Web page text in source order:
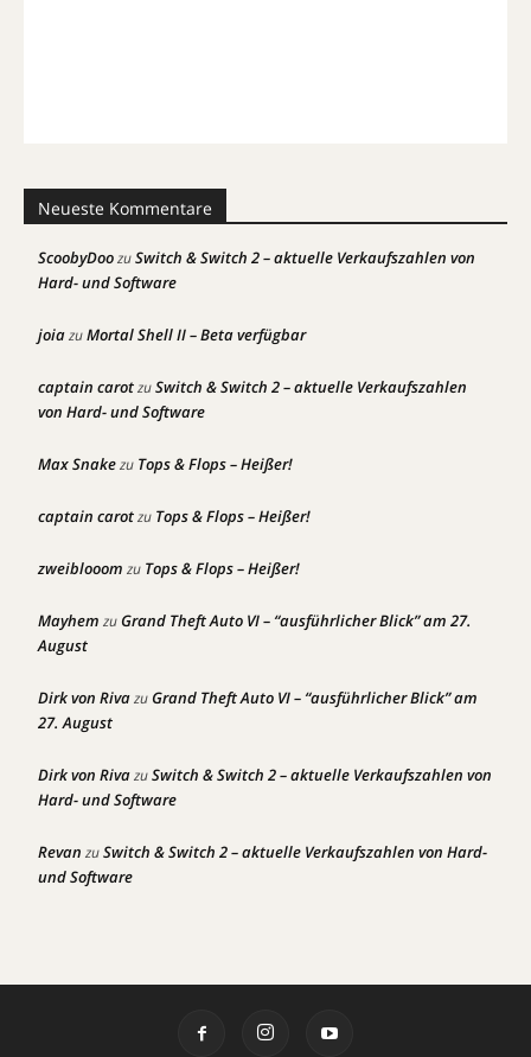
Neueste Kommentare
ScoobyDoozuSwitch & Switch 2 – aktuelle Verkaufszahlen von
Hard- und Software
joiazuMortal Shell II – Beta verfügbar
captain carotzuSwitch & Switch 2 – aktuelle Verkaufszahlen
von Hard- und Software
Max Snakezu Tops & Flops – Heißer!
captain carotzu Tops & Flops – Heißer!
zweiblooom zu Tops & Flops – Heißer!
Mayhem zuGrand Theft Auto VI – “ausführlicher Blick” am 27.
August
Dirk von RivazuGrand Theft Auto VI – “ausführlicher Blick” am
27. August
Dirk von RivazuSwitch & Switch 2 – aktuelle Verkaufszahlen von
Hard- und Software
Revan zuSwitch & Switch 2 – aktuelle Verkaufszahlen von Hard-
und Software